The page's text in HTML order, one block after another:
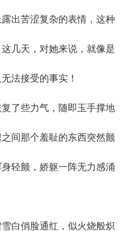
出苦涩复杂的表情，这种
几天，对她来说，就像是
法接受的事实！
了些力气，随即玉手撑地
间那个羞耻的东西突然颤
轻颤，娇躯一阵无力感涌
白俏脸通红，似火烧般炽